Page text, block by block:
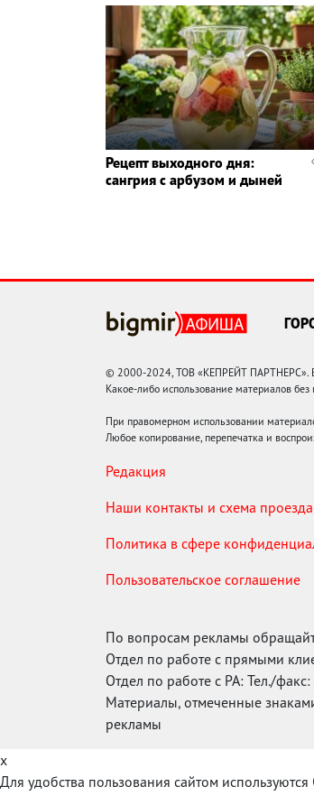
Рецепт выходного дня:
сангрия с арбузом и дыней
© 2000-2024, ТОВ «КЕПРЕЙТ ПАРТНЕРС».
Какое-либо использование материалов
При правомерном использовании
Любое копирование, перепечатка и
Редакция
Наши контакты и схема проезда
Политика в сфере
Пользовательское соглашение
По вопросам рекламы
Отдел по работе с прямыми
Отдел по работе с РА: Тел./
Материалы, отмеченные
рекламы
x
Для удобства пользования сайтом используются